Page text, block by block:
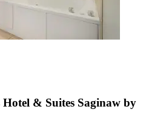
& Suites Saginaw by